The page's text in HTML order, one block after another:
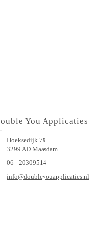
You Applicaties
Hoeksedijk 79
3299 AD Maasdam
06 - 20309514
info@doubleyouapplicaties.nl